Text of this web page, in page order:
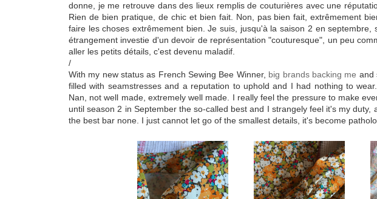
donne, je me retrouve dans des lieux remplis de couturières avec une
Rien de bien pratique, de chic et bien fait. Non, pas bien fait, extrêmement
faire les choses extrêmement bien. Je suis, jusqu'à la saison 2 en
étrangement investie d'un devoir de représentation "couturesque", un peu
aller les petits détails, c'est devenu maladif.
/
With my new status as French Sewing Bee Winner, big brands backing me and
filled with seamstresses and a reputation to uphold and I had nothing to
Nan, not well made, extremely well made. I really feel the pressure to make
until season 2 in September the so-called best and I strangely feel it's my duty,
the best bar none. I just cannot let go of the smallest details, it's become